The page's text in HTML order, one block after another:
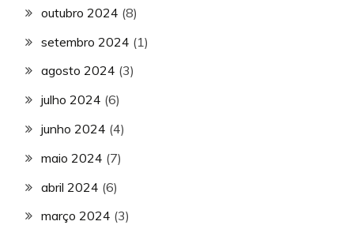
outubro 2024 (8)
setembro 2024 (1)
agosto 2024 (3)
julho 2024 (6)
junho 2024 (4)
maio 2024 (7)
abril 2024 (6)
março 2024 (3)